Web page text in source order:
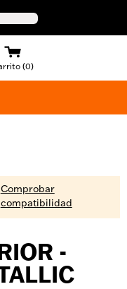
(0)
Comprobar
compatibilidad
-